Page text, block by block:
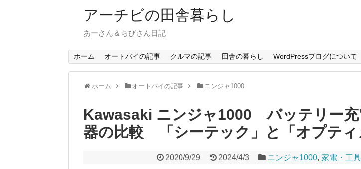
アーチビの田舎暮らし
あーさん＆ちびさん日記
ホーム オートバイの記事 クルマの記事 田舎の暮らし WordPressブログについて
ホーム オートバイの記事 ニンジャ1000
Kawasaki ニンジャ1000 バッテリー充
器の比較 「シーテック」と「オプティ
2020/9/29 2024/4/3 ニンジャ1000, 家電・工